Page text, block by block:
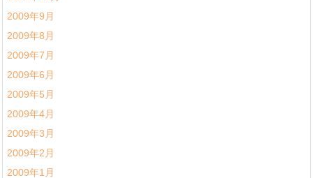
2009年9月
2009年8月
2009年7月
2009年6月
2009年5月
2009年4月
2009年3月
2009年2月
2009年1月